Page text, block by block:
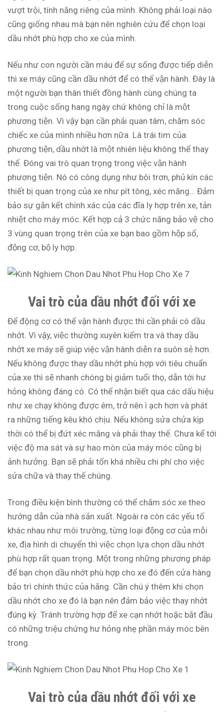
vượt trội, tính năng riêng của mình. Không phải loại nào
cũng giống nhau mà bạn nên nghiên cứu để chọn loại
dầu nhớt phù hợp cho xe của mình.
Nếu như con người cần máu để sự sống được tiếp diễn
thì xe máy cũng cần dầu nhớt để có thể vận hành. Đây là
một người bạn thân thiết đồng hành cùng chúng ta
trong cuộc sống hang ngày chứ không chỉ là một
phương tiện. Vì vậy bạn cần phải quan tâm, chăm sóc
chiếc xe của mình nhiều hơn nữa. Là trái tim của
phương tiện, dầu nhớt là một nhiên liệu không thể thay
thế. Đóng vai trò quan trọng trong việc vận hành
phương tiện. Nó có công dụng như bôi trơn, phủ kín các
thiết bị quan trọng của xe như pít tông, xéc măng… Đảm
bảo sự gắn kết chính xác của các đĩa ly hợp trên xe, tản
nhiệt cho máy móc. Kết hợp cả 3 chức năng bảo vệ cho
3 vùng quan trọng trên của xe bạn bao gồm hộp số,
động cơ, bộ ly hợp.
Vai trò của dầu nhớt đối với xe
Để động cơ có thể vận hành được thì cần phải có dầu
nhớt. Vì vậy, việc thường xuyên kiểm tra và thay dầu
nhớt xe máy sẽ giúp việc vận hành diễn ra suôn sẻ hơn.
Nếu không được thay dầu nhớt phù hợp với tiêu chuẩn
của xe thì sẽ nhanh chóng bị giảm tuổi thọ, dẫn tới hư
hỏng không đáng có. Có thể nhận biết qua các dấu hiệu
như xe chạy không được êm, trở nên ì ạch hơn và phát
ra những tiếng kêu khó chịu. Nếu không sửa chửa kịp
thời có thể bị đứt xéc măng và phải thay thế. Chưa kể tới
việc độ ma sát và sự hao mòn của máy móc cũng bị
ảnh hưởng. Bạn sẽ phải tốn khá nhiều chi phí cho việc
sửa chữa và thay thế chúng.
Trong điều kiện bình thường có thể chăm sóc xe theo
hướng dẫn của nhà sản xuất. Ngoài ra còn các yếu tố
khác nhau như môi trường, từng loại động cơ của mỗi
xe, địa hình di chuyển thì việc chọn lựa chọn dầu nhớt
phù hợp rất quan trọng. Một trong những phương pháp
để bạn chọn dầu nhớt phù hợp cho xe đó đến cửa hàng
bảo trì chính thức của hãng. Cần chú ý thêm khi chọn
dầu nhớt cho xe đó là bạn nên đảm bảo việc thay nhớt
đúng kỳ. Tránh trường hợp để xe cạn nhớt hoặc bắt đầu
có những triệu chứng hư hỏng nhẹ phần máy móc bên
trong.
Vai trò của dầu nhớt đối với xe